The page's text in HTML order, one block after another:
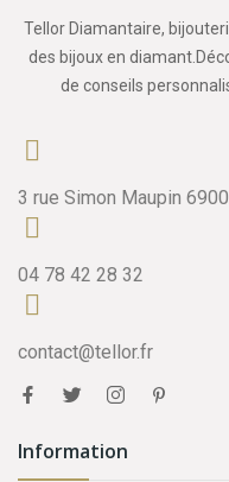
Tellor Diamantaire,
des bijoux en
de conseils
3 rue Simon Maupin
04 78 42 28 32
contact@tellor.fr
Information